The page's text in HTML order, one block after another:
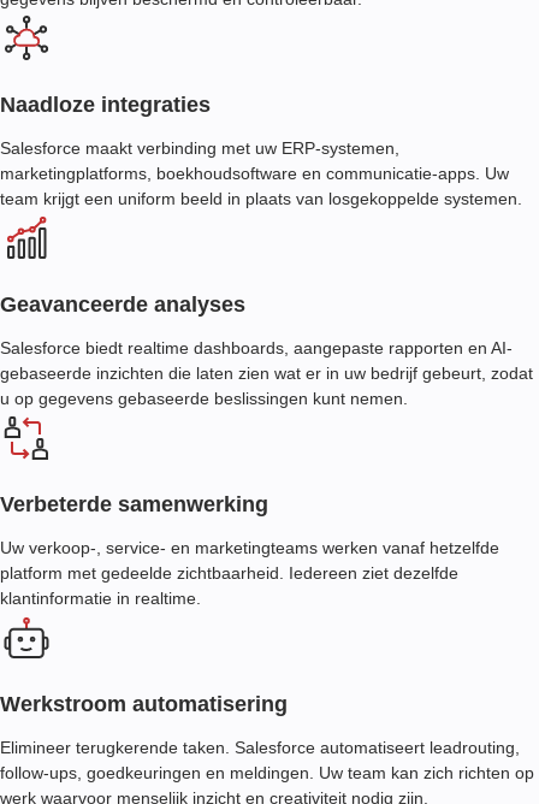
Naadloze integraties
Salesforce maakt verbinding met uw ERP-systemen,
marketingplatforms, boekhoudsoftware en communicatie-apps. Uw
team krijgt een uniform beeld in plaats van losgekoppelde systemen.
Geavanceerde analyses
Salesforce biedt realtime dashboards, aangepaste rapporten en AI-
gebaseerde inzichten die laten zien wat er in uw bedrijf gebeurt, zodat
u op gegevens gebaseerde beslissingen kunt nemen.
Verbeterde samenwerking
Uw verkoop-, service- en marketingteams werken vanaf hetzelfde
platform met gedeelde zichtbaarheid. Iedereen ziet dezelfde
klantinformatie in realtime.
Werkstroom automatisering
Elimineer terugkerende taken. Salesforce automatiseert leadrouting,
follow-ups, goedkeuringen en meldingen. Uw team kan zich richten op
werk waarvoor menselijk inzicht en creativiteit nodig zijn.